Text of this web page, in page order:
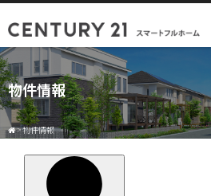
物件情報
>物件情報